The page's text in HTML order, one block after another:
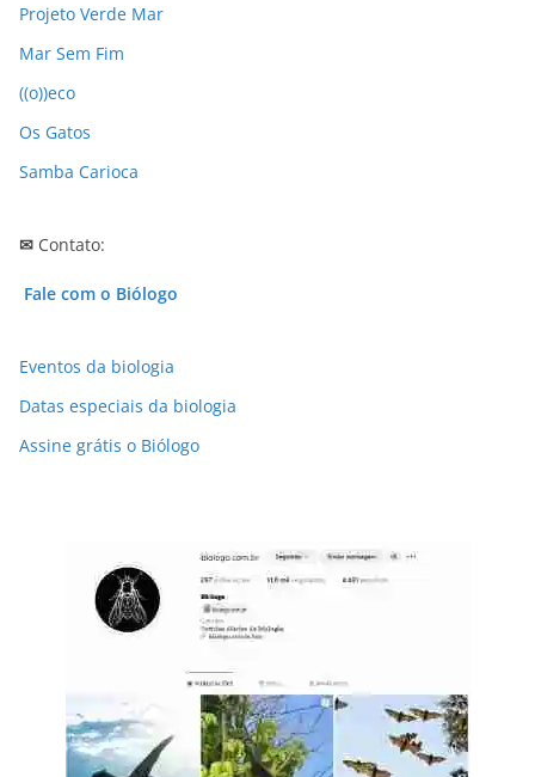
s
Projeto Verde Mar
Mar Sem Fim
((o))eco
Os Gatos
Samba Carioca
✉ Contato:
Fale com o Biólogo
Eventos da biologia
Datas especiais da biologia
Assine grátis o Biólogo